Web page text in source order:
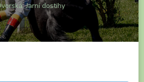
Jarní dostihy